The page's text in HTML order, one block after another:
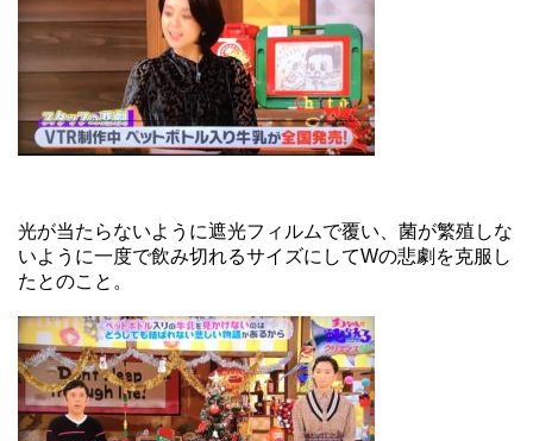
光が当たらないように遮光フィルムで覆い、菌が繁殖しな
いように一度で飲み切れるサイズにしてWの悲劇を克服し
たとのこと。